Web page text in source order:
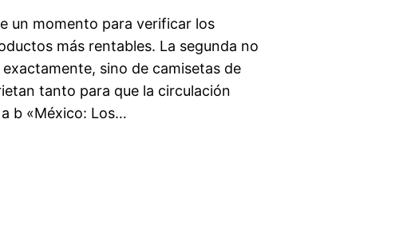
un momento para verificar los
más rentables. La segunda no
sino de camisetas de
tanto para que la circulación
b «México: Los…